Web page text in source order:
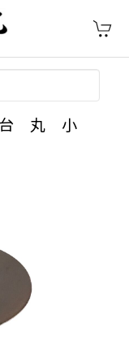
花台 丸 小